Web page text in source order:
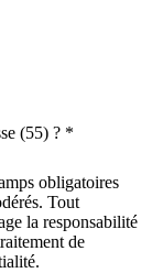
(55) ? *
obligatoires
Tout
la responsabilité
de